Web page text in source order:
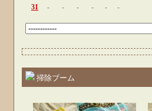
31
- - - - - -
掃除ブーム